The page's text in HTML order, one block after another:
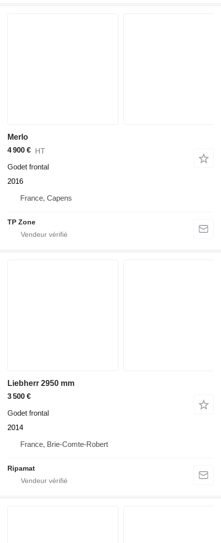
Merlo
4 900 € HT
Godet frontal
2016
France, Capens
TP Zone
Liebherr 2950 mm
3 500 €
Godet frontal
2014
France, Brie-Comte-Robert
Ripamat